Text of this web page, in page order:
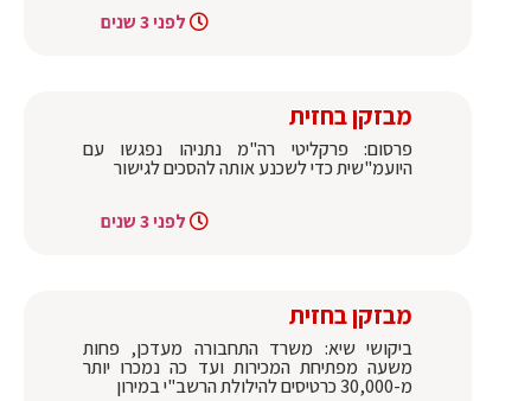
לפני 3 שנים
מבזקן בחזית
פרסום: פרקליטי רה"מ נתניהו נפגשו עם
היועמ"שית כדי לשכנע אותה להסכים לגישור
לפני 3 שנים
מבזקן בחזית
ביקושי שיא: משרד התחבורה מעדכן, פחות
משעה מפתיחת המכירות ועד כה נמכרו יותר
מ-30,000 כרטיסים להילולת הרשב"י במירון